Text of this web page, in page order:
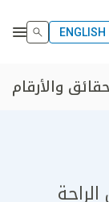
ENGLISH
والأرقام